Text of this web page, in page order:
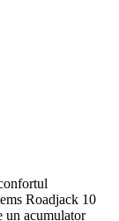
Roadjack 10
un acumulator